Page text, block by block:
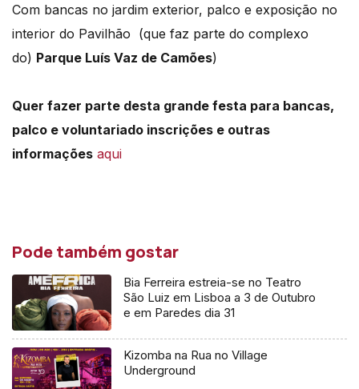
Com bancas no jardim exterior, palco e exposição no
interior do Pavilhão (que faz parte do complexo
do) Parque Luís Vaz de Camões)
Quer fazer parte desta grande festa para bancas,
palco e voluntariado inscrições e outras
informações aqui
Pode também gostar
Bia Ferreira estreia-se no Teatro
São Luiz em Lisboa a 3 de Outubro
e em Paredes dia 31
Kizomba na Rua no Village
Underground